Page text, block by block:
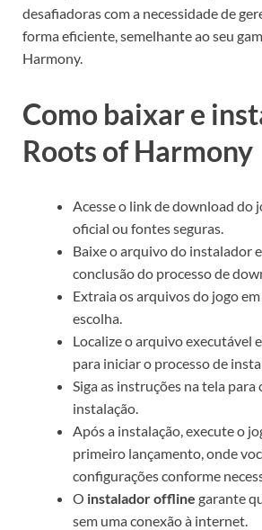
desafiadoras com a necessidade de
forma eficiente, semelhante ao seu
Harmony.
Como baixar e
Roots of Harmony
Acesse o link de download do
oficial ou fontes seguras.
Baixe o arquivo do instalador
conclusão do processo de
Extraia os arquivos do jogo
escolha.
Localize o arquivo executável
para iniciar o processo de
Siga as instruções na tela para
instalação.
Após a instalação, execute o
primeiro lançamento, onde
configurações conforme
O instalador offline garante
sem uma conexão à internet.